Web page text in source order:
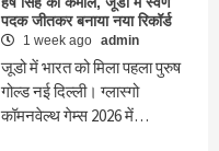
पदक जीतकर बनाया नया रिकॉर्ड
1 week ago admin
जूडो में भारत को मिला पहला पुरुष
गोल्ड नई दिल्ली। ग्लास्गो
कॉमनवेल्थ गेम्स 2026 में…